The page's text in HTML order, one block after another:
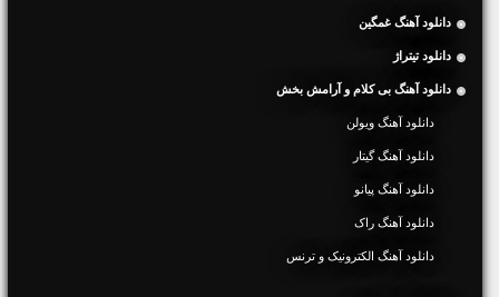
دانلود آهنگ غمگین
دانلود تیتراژ
دانلود آهنگ بی کلام و آرامش بخش
دانلود آهنگ ویولن
دانلود آهنگ گیتار
دانلود آهنگ پیانو
دانلود آهنگ راک
دانلود آهنگ الکترونیک و ترنس